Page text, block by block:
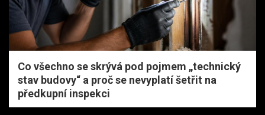
Co všechno se skrývá pod pojmem „technický
stav budovy“ a proč se nevyplatí šetřit na
předkupní inspekci